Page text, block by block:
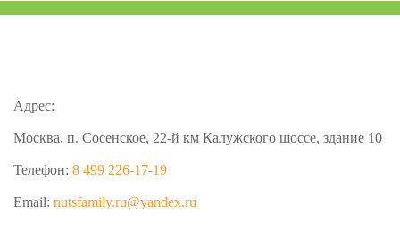
Адрес:
Москва, п. Сосенское, 22-й км Калужского шоссе, здание 10
Телефон: 8 499 226-17-19
Email: nutsfamily.ru@yandex.ru